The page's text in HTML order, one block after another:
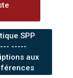
SPP
-----
aux